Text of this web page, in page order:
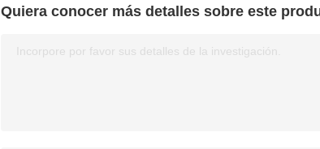
Quiera conocer más detalles sobre este
Incorpore por favor sus detalles de la investigación.